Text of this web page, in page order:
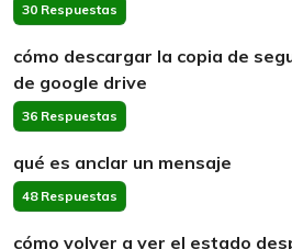
30 Respuestas
cómo descargar la copia de
de google drive
36 Respuestas
qué es anclar un mensaje
48 Respuestas
cómo volver a ver el estado